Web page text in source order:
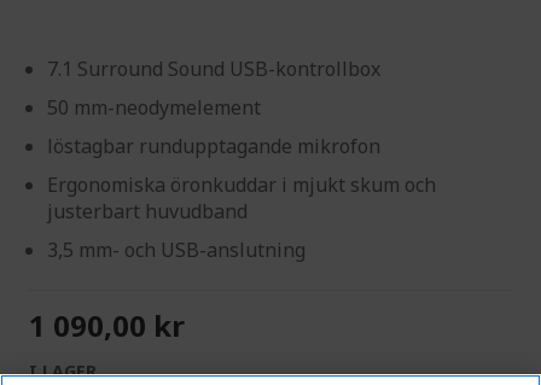
7.1 Surround Sound USB-kontrollbox
50 mm-neodymelement
löstagbar rundupptagande mikrofon
Ergonomiska öronkuddar i mjukt skum och
justerbart huvudband
3,5 mm- och USB-anslutning
1 090,00 kr
I LAGER